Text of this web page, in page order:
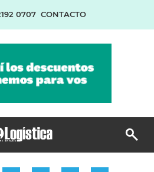
0707 CONTACTO